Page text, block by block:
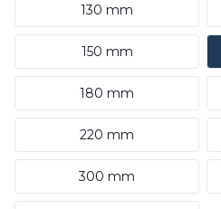
130 mm
150 mm
180 mm
220 mm
300 mm